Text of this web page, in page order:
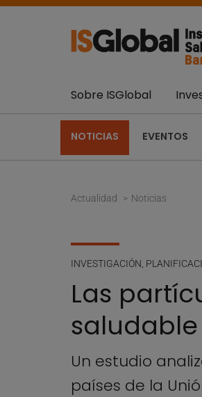
Sobre ISGlobal
NOTICIAS EVENTOS
Actualidad Noticias
INVESTIGACIÓN
Las
Un estudio
países de la